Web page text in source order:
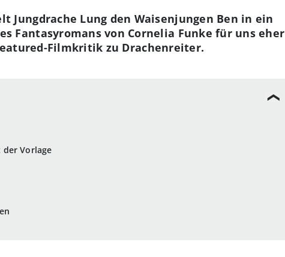
Vorlage
Jungdrache Lung den Waisenjungen Ben in ein
Fantasyromans von Cornelia Funke für uns eher
Filmkritik zu Drachenreiter.